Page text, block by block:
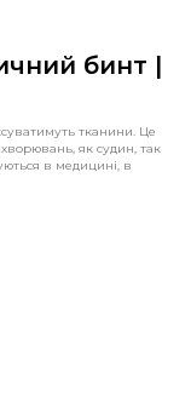
бинт |
тканини. Це
як судин, так
в медицині, в